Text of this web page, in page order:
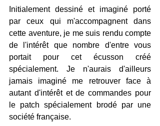
​​Initialement dessiné et imaginé porté
par ceux qui m'accompagnent dans
cette aventure, je me suis rendu compte
de l'intérêt que nombre d'entre vous
portait pour cet écusson créé
spécialement.​ Je n'aurais d'ailleurs
jamais imaginé me retrouver face à
autant d'intérêt et de commandes pour
le patch spécialement brodé par une
société française.